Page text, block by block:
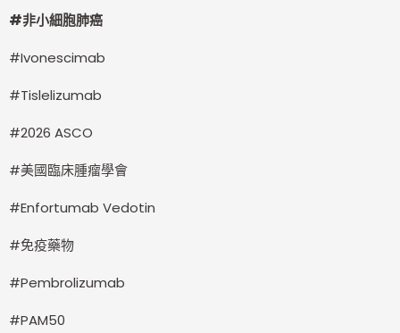
#非小細胞肺癌
#Ivonescimab
#Tislelizumab
#2026 ASCO
#美國臨床腫瘤學會
#Enfortumab Vedotin
#免疫藥物
#Pembrolizumab
#PAM50